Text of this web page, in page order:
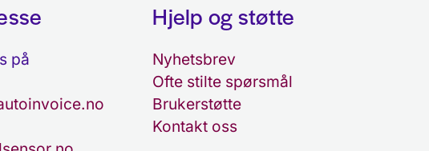
på
Hjelp og støtte
Nyhetsbrev
Ofte stilte spørsmål
Brukerstøtte
Kontakt oss